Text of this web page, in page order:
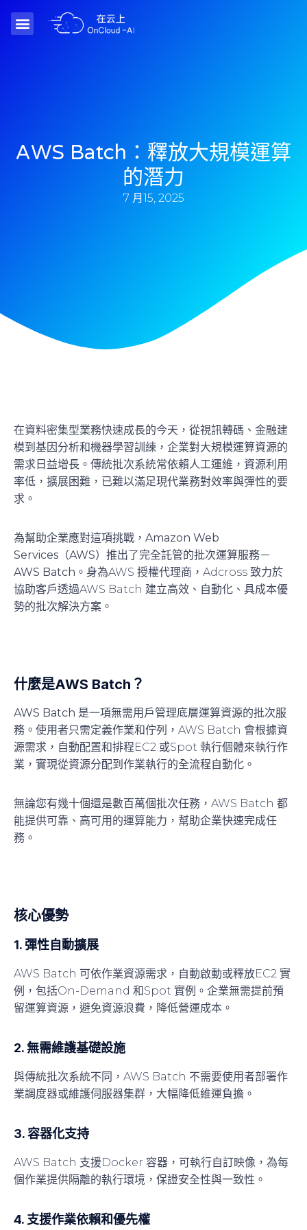
AWS Batch：釋放大規模運算
的潛力
7 月15, 2025
在資料密集型業務快速成長的今天，從視訊轉碼、金融建
模到基因分析和機器學習訓練，企業對大規模運算資源的
需求日益增長。傳統批次系統常依賴人工運維，資源利用
率低，擴展困難，已難以滿足現代業務對效率與彈性的要
求。
為幫助企業應對這項挑戰， Amazon Web
Services（AWS）推出了完全託管的批次運算服務－
AWS Batch 。身為AWS 授權代理商，Adcross 致力於
協助客戶透過AWS Batch 建立高效、自動化、具成本優
勢的批次解決方案。
什麼是AWS Batch？
AWS Batch 是一項無需用戶管理底層運算資源的批次服
務。使用者只需定義作業和佇列，AWS Batch 會根據資
源需求，自動配置和排程EC2 或Spot 執行個體來執行作
業， 實現從資源分配到作業執行的全流程自動化 。
無論您有幾十個還是數百萬個批次任務，AWS Batch 都
能提供可靠、高可用的運算能力，幫助企業快速完成任
務。
核心優勢
1. 彈性自動擴展
AWS Batch 可依作業資源需求，自動啟動或釋放EC2 實
例，包括On-Demand 和Spot 實例。企業無需提前預
留運算資源，避免資源浪費，降低營運成本。
2. 無需維護基礎設施
與傳統批次系統不同，AWS Batch 不需要使用者部署作
業調度器或維護伺服器集群， 大幅降低維運負擔 。
3. 容器化支持
AWS Batch 支援Docker 容器，可執行自訂映像，為每
個作業提供隔離的執行環境 ，保證安全性與一致性。
4. 支援作業依賴和優先權